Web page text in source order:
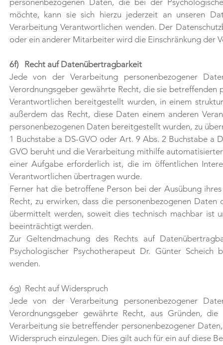
personenbezogenen Daten, die bei der
möchte, kann sie sich hierzu jederzeit an unseren
Verarbeitung Verantwortlichen wenden. Der
oder ein anderer Mitarbeiter wird die Einschränkung der
6f) Recht auf Datenübertragbarkeit
Jede von der Verarbeitung personenbezogener
Verordnungsgeber gewährte Recht, die sie
Verantwortlichen bereitgestellt wurden, in einem
außerdem das Recht, diese Daten einem anderen
personenbezogenen Daten bereitgestellt wurden, zu
1 Buchstabe a DS-GVO oder Art. 9 Abs. 2 Buchstabe a
GVO beruht und die Verarbeitung mithilfe
einer Aufgabe erforderlich ist, die im öffentlichen
Verantwortlichen übertragen wurde.
Ferner hat die betroffene Person bei der Ausübung
Recht, zu erwirken, dass die personenbezogenen
übermittelt werden, soweit dies technisch machbar ist
beeinträchtigt werden.
Zur Geltendmachung des Rechts auf
Psychologischer Psychotherapeut Dr. Günter
wenden.
6g) Recht auf Widerspruch
Jede von der Verarbeitung personenbezogener
Verordnungsgeber gewährte Recht, aus Gründen,
Verarbeitung sie betreffender personenbezogener
Widerspruch einzulegen. Dies gilt auch für ein auf diese